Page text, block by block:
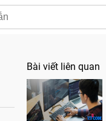
Bài viết liên quan